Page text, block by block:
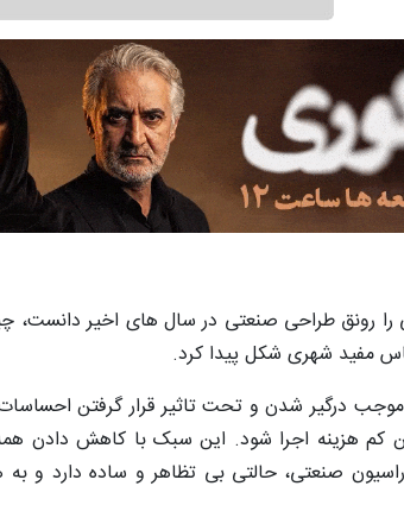
رونق طراحی صنعتی در سال های اخیر دانست،
مفید شهری شکل پیدا کرد.
درگیر شدن و تحت تاثیر قرار گرفتن
کم‌ هزینه اجرا شود. این سبک با کاهش دادن
صنعتی، حالتی بی ‌تظاهر و ساده دارد